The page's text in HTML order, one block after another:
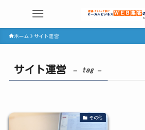
ホーム サイト運営
サイト運営 – tag –
その他